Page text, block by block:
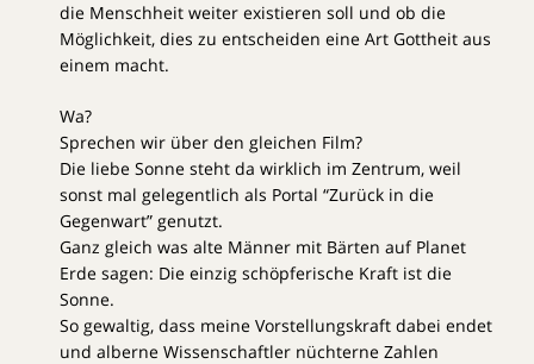
die Menschheit weiter existieren soll und ob die
Möglichkeit, dies zu entscheiden eine Art Gottheit aus
einem macht.
Wa?
Sprechen wir über den gleichen Film?
Die liebe Sonne steht da wirklich im Zentrum, weil
sonst mal gelegentlich als Portal “Zurück in die
Gegenwart” genutzt.
Ganz gleich was alte Männer mit Bärten auf Planet
Erde sagen: Die einzig schöpferische Kraft ist die
Sonne.
So gewaltig, dass meine Vorstellungskraft dabei endet
und alberne Wissenschaftler nüchterne Zahlen